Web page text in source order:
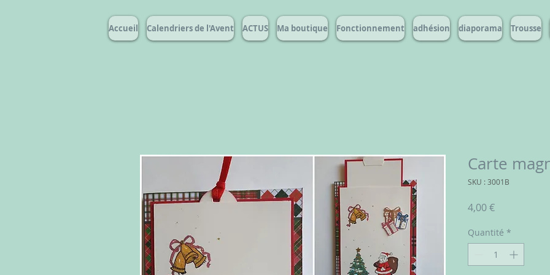
Accueil Calendriers de l'Avent ACTUS Ma boutique Fonctionnement adhésion diaporama Trousse
Carte
SKU : 3001B
4,00 €Prix
Quantité *